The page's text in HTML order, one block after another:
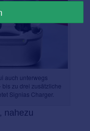
auch unterwegs
zu drei zusätzliche
Signias Charger.
nahezu